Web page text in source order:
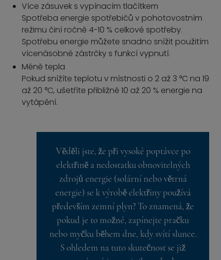
Více zásuvek s vypínacím tlačítkem
Spotřeba energie spotřebičů v pohotovostním
režimu činí ročně 4-10 % celkové spotřeby.
Spotřebu energie můžete snadno snížit použitím
vícenásobné zástrčky s funkcí vypnutí.
Méně tepla
Pokud snížíte teplotu v místnosti o 2 až 3 °C na 19
až 20 °C, ušetříte přibližně 10 až 20 % energie na
vytápění.
Věděli jste, že při vysoké poptávce po
elektřině a nedostatku obnovitelných
zdrojů energie (solární nebo větrná
energie) se k výrobě elektřiny používá
především zemní plyn? To znamená, že
pokud je to možné, zapínejte pračku
nebo myčku během dne, kdy svítí slunce.
S ohledem na tuto skutečnost se již